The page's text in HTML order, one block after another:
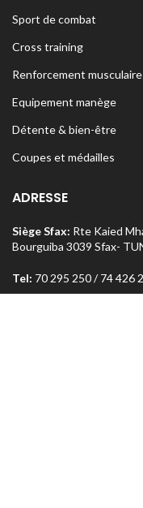
Sport de combat
Cross training
Renforcement musculaire
Equipement manège
Détente & bien-être
Coupes et médailles
ADRESSE
Siège Sfax: Rte Kaied
Bourguiba 3039 Sfax-
Tel: 70 295 250 / 74 426